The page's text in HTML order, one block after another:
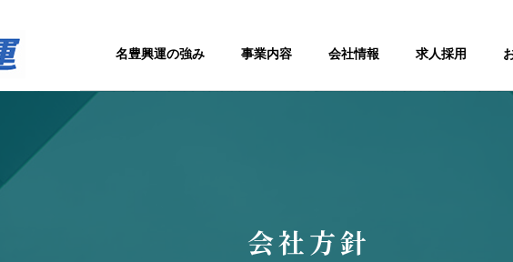
名豊興運の強み 事業内容 会社情報 求人採用
会社方針